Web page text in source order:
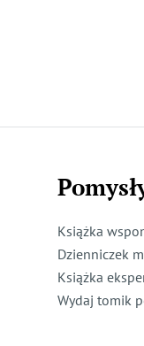
Książka
Dzienniczek
Książka
Wydaj tomik